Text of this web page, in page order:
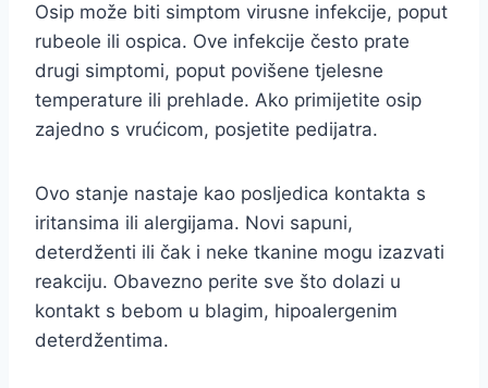
Osip može biti simptom virusne infekcije, poput
rubeole ili ospica. Ove infekcije često prate
drugi simptomi, poput povišene tjelesne
temperature ili prehlade. Ako primijetite osip
zajedno s vrućicom, posjetite pedijatra.
Ovo stanje nastaje kao posljedica kontakta s
iritansima ili alergijama. Novi sapuni,
deterdženti ili čak i neke tkanine mogu izazvati
reakciju. Obavezno perite sve što dolazi u
kontakt s bebom u blagim, hipoalergenim
deterdžentima.